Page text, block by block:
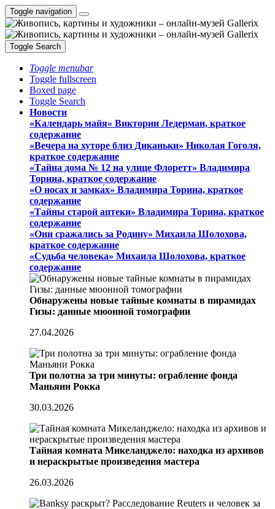
Toggle navigation
Toggle Search
Toggle menubar
Toggle fullscreen
Boxed page
Toggle Search
Новости
«Календарь майя» Виктории Ледерман, краткое
содержание
«Вечера на хуторе близ Диканьки» Николая Гоголя,
краткое содержание
«Тайна дома № 12 на улице Флоретт» Владимира
Торина, краткое содержание
«О носах и замка́х» Владимира Торина, краткое
содержание
«Тайны старой аптеки» Владимира Торина, краткое
содержание
«Они сражались за Родину» Михаила Шолохова,
краткое содержание
«Судьба человека» Михаила Шолохова, краткое
содержание
Обнаружены новые тайные комнаты в пирамидах
Гизы: данные мюонной томографии
27.04.2026
Три полотна за три минуты: ограбление фонда
Маньяни Рокка
30.03.2026
Тайная комната Микеланджело: находка из архивов
и нераскрытые произведения мастера
26.03.2026